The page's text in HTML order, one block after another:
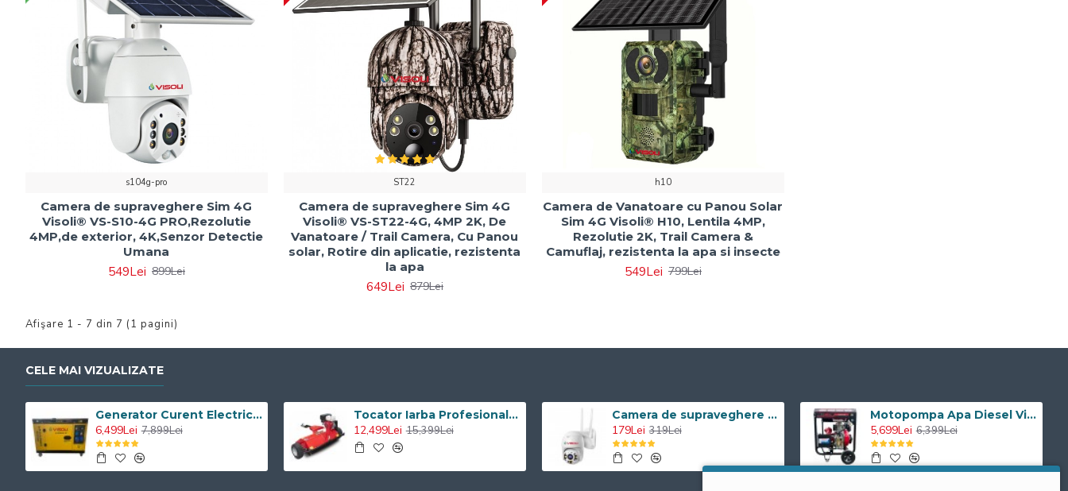
s104g-pro
Camera de supraveghere Sim 4G
Visoli® VS-S10-4G PRO,Rezolutie
4MP,de exterior, 4K,Senzor Detectie
Umana
549Lei 899Lei
ST22
Camera de supraveghere Sim 4G
Visoli® VS-ST22-4G, 4MP 2K, De
Vanatoare / Trail Camera, Cu Panou
solar, Rotire din aplicatie, rezistenta
la apa
649Lei 879Lei
h10
Camera de Vanatoare cu Panou Solar
Sim 4G Visoli® H10, Lentila 4MP,
Rezolutie 2K, Trail Camera &
Camuflaj, rezistenta la apa si insecte
549Lei 799Lei
Afişare 1 - 7 din 7 (1 pagini)
CELE MAI VIZUALIZATE
Generator Curent Electric Diesel Profesional Monofazic 7.5 KW Visoli® DG-9000LDE
6,499Lei 7,899Lei
Tocator Iarba Profesional ATV Visoli VST120 - Motor Briggs & Stratton
12,499Lei 15,399Lei
Camera de supraveghere WIFI Visoli® QW25-5, 5MP Lentile Sony, de exterior, Full HD, rotire din aplicatie, rezistenta la apa
179Lei 319Lei
Motopompa Apa Diesel Visoli TDH100CLE 4 Toli - Pornire Electrica - 60M Verticala
5,699Lei 6,399Lei